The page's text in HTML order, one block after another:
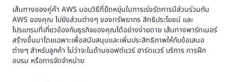
เส้นทางของคู่ค้า AWS มอบวิธีที่ยืดหยุ่นในการเร่งรัดการมีส่วนร่วมกับ
AWS ของคุณ ไปยังส่วนต่างๆ ของทรัพยากร สิทธิประโยชน์ และ
โปรแกรมที่เกี่ยวข้องกับธุรกิจของคุณได้อย่างง่ายดาย เส้นทางพาร์ทเนอร์
สร้างขึ้นมาโดยเฉพาะเพื่อสนับสนุนและเพิ่มประสิทธิภาพให้กับข้อเสนอ
ต่างๆ สำหรับลูกค้า ไม่ว่าจะในด้านซอฟต์แวร์ ฮาร์ดแวร์ บริการ การฝึก
อบรม หรือการจัดจำหน่าย